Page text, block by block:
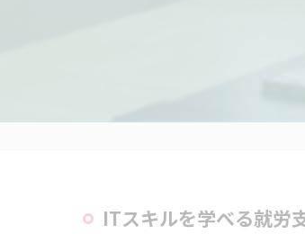
ITスキルを学べる就労